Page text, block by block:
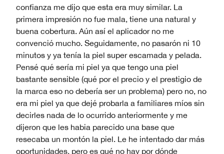
confianza me dijo que esta era muy similar. La
primera impresión no fue mala, tiene una natural y
buena cobertura. Aún así el aplicador no me
convenció mucho. Seguidamente, no pasarón ni 10
minutos y ya tenía la piel super escamada y pelada.
Pensé qué sería mi piel ya que tengo una piel
bastante sensible (qué por el precio y el prestigio de
la marca eso no debería ser un problema) pero no, no
era mi piel ya que dejé probarla a familiares míos sin
decirles nada de lo ocurrido anteriormente y me
dijeron que les habia parecido una base que
resecaba un montón la piel. Le he intentado dar más
oportunidades, pero es qué no hay por dónde